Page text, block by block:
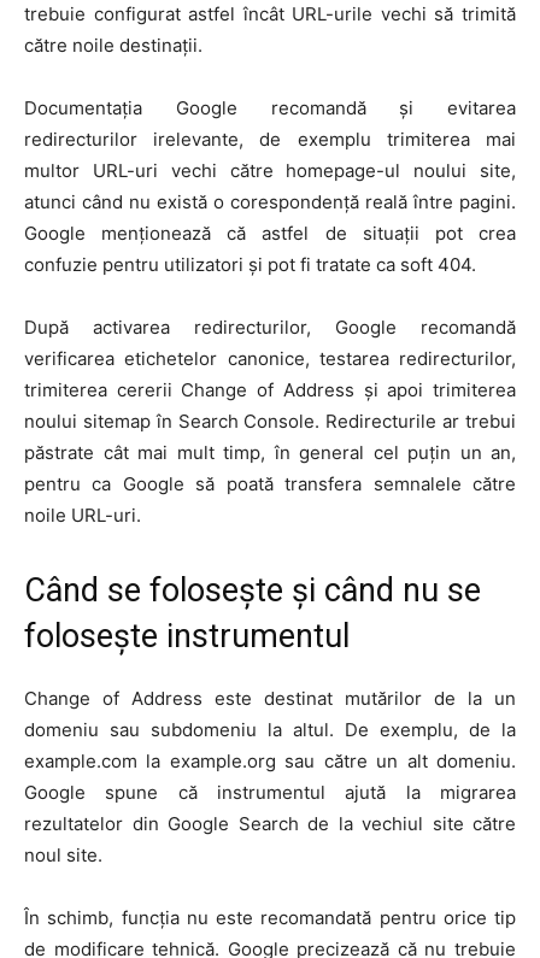
trebuie configurat astfel încât URL-urile vechi să trimită
către noile destinații.
Documentația Google recomandă și evitarea
redirecturilor irelevante, de exemplu trimiterea mai
multor URL-uri vechi către homepage-ul noului site,
atunci când nu există o corespondență reală între pagini.
Google menționează că astfel de situații pot crea
confuzie pentru utilizatori și pot fi tratate ca soft 404.
După activarea redirecturilor, Google recomandă
verificarea etichetelor canonice, testarea redirecturilor,
trimiterea cererii Change of Address și apoi trimiterea
noului sitemap în Search Console. Redirecturile ar trebui
păstrate cât mai mult timp, în general cel puțin un an,
pentru ca Google să poată transfera semnalele către
noile URL-uri.
Când se folosește și când nu se
folosește instrumentul
Change of Address este destinat mutărilor de la un
domeniu sau subdomeniu la altul. De exemplu, de la
example.com la example.org sau către un alt domeniu.
Google spune că instrumentul ajută la migrarea
rezultatelor din Google Search de la vechiul site către
noul site.
În schimb, funcția nu este recomandată pentru orice tip
de modificare tehnică. Google precizează că nu trebuie